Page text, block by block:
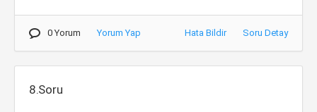
0 Yorum Yorum Yap Hata Bildir Soru Detay
8.Soru